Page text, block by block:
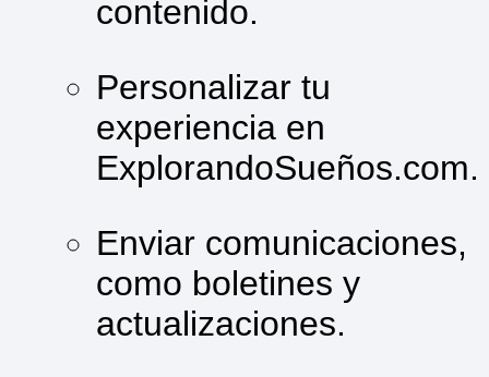
contenido.
Personalizar tu
experiencia en
ExplorandoSueños.com.
Enviar comunicaciones,
como boletines y
actualizaciones.